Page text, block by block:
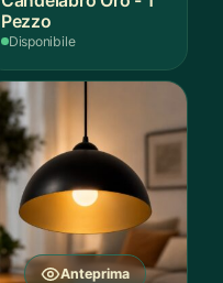
Pezzo
Disponibile
Anteprima